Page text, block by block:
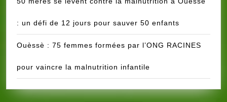
de
2021
: un défi de 12 jours pour sauver 50 enfants
Ouèssè : 75 femmes formées par l’ONG RACINES
pour vaincre la malnutrition infantile